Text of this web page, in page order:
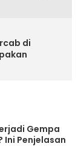
di
Gempa
Ini Penjelasan